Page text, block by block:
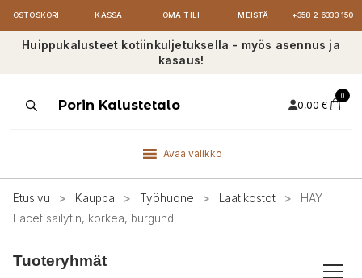
OSTOSKORI KASSA OMA TILI MEISTÄ +358 2 6333 150
Huippukalusteet kotiinkuljetuksella - myös asennus ja
kasaus!
ProductsPorin Kalustetalo 0,00 €
0
Avaa valikko
Etusivu > Kauppa > Työhuone > Laatikostot >
HAY
Facet säilytin, korkea, burgundi
Tuoteryhmät